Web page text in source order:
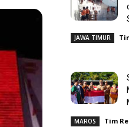
JAWA TIMUR
MAROS Tim